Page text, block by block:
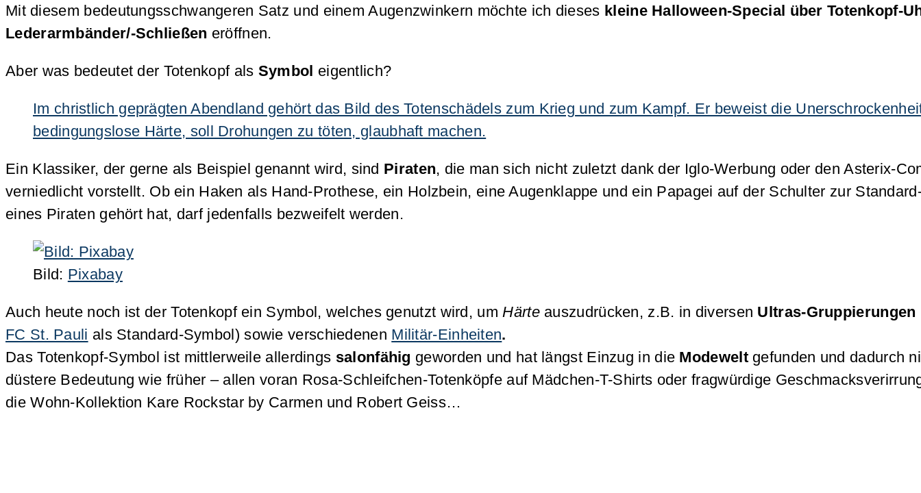
Mit diesem bedeutungsschwangeren Satz und einem Augenzwinkern möchte ich dieses kleine Halloween-Special über Totenkopf-
Lederarmbänder/-Schließen eröffnen.
Aber was bedeutet der Totenkopf als Symbol eigentlich?
Im christlich geprägten Abendland gehört das Bild des Totenschädels zum Krieg und zum Kampf. Er beweist die
bedingungslose Härte, soll Drohungen zu töten, glaubhaft machen.
Ein Klassiker, der gerne als Beispiel genannt wird, sind Piraten, die man sich nicht zuletzt dank der Iglo-Werbung oder den Asterix-
verniedlicht vorstellt. Ob ein Haken als Hand-Prothese, ein Holzbein, eine Augenklappe und ein Papagei auf der Schulter zur
eines Piraten gehört hat, darf jedenfalls bezweifelt werden.
Bild: Pixabay
Auch heute noch ist der Totenkopf ein Symbol, welches genutzt wird, umHärteauszudrücken, z.B. in diversen Ultras-Gruppierungen
FC St. Pauli als Standard-Symbol) sowie verschiedenen Militär-Einheiten.
Das Totenkopf-Symbol ist mittlerweile allerdings salonfähig geworden und hat längst Einzug in die Modeweltgefunden und dadurch
düstere Bedeutung wie früher – allen voran Rosa-Schleifchen-Totenköpfe auf Mädchen-T-Shirts oder fragwürdige
die Wohn-Kollektion Kare Rockstar by Carmen und Robert Geiss…